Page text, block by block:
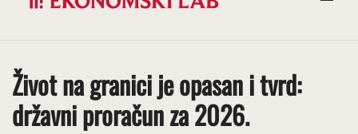
Život na granici je opasan i tvrd:
državni proračun za 2026.